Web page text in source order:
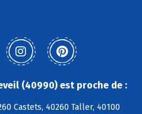
(40990) est proche de :
Castets, 40260 Taller, 40100